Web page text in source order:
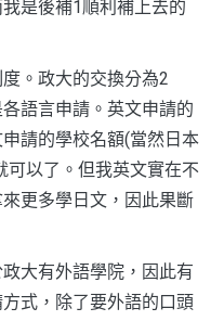
是後補1順利補上去的
。政大的交換分為2
語言申請。英文申請的
請的學校名額(當然日本
可以了。但我英文實在不
更多學日文，因此果斷
大有外語學院，因此有
式，除了要外語的口頭